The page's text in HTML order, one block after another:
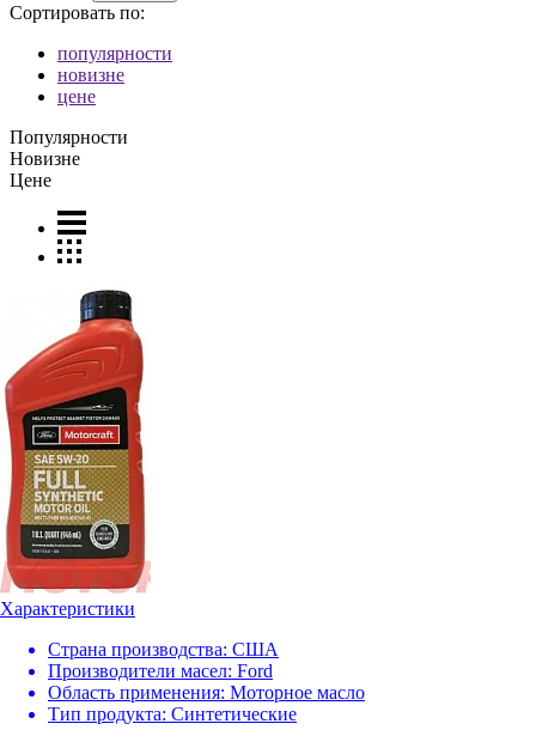
Сортировать по:
популярности
новизне
цене
Популярности
Новизне
Цене
Характеристики
Страна производства: США
Производители масел: Ford
Область применения: Моторное масло
Тип продукта: Синтетические